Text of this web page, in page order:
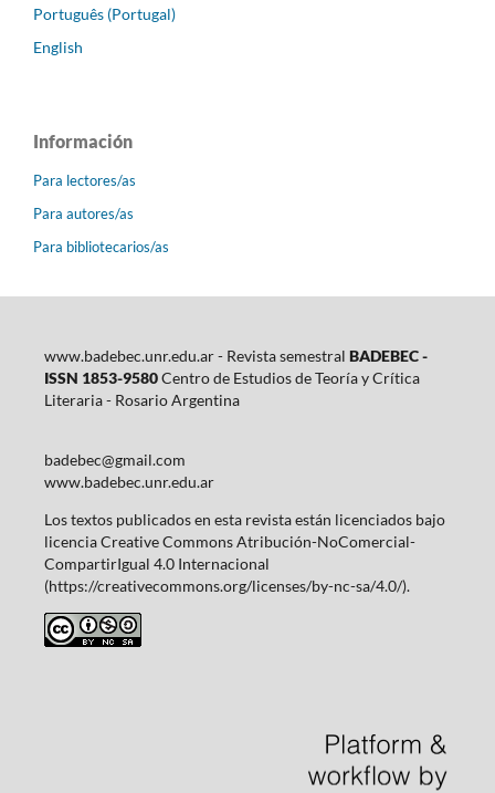
Português (Portugal)
English
Información
Para lectores/as
Para autores/as
Para bibliotecarios/as
www.badebec.unr.edu.ar - Revista semestral BADEBEC -
ISSN 1853-9580Centro de Estudios de Teoría y Crítica
Literaria - Rosario Argentina
badebec@gmail.com
www.badebec.unr.edu.ar
Los textos publicados en esta revista están licenciados bajo
licencia Creative Commons Atribución-NoComercial-
CompartirIgual 4.0 Internacional
(https://creativecommons.org/licenses/by-nc-sa/4.0/).